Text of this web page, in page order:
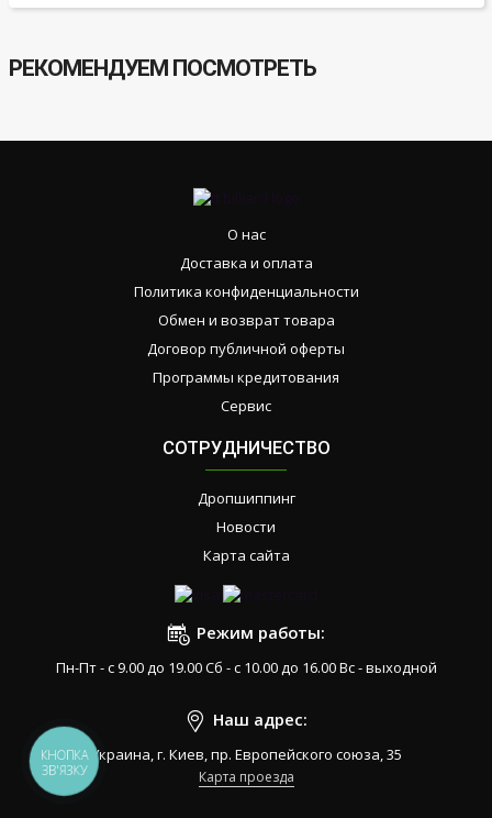
РЕКОМЕНДУЕМ ПОСМОТРЕТЬ
О нас
Доставка и оплата
Политика конфиденциальности
Обмен и возврат товара
Договор публичной оферты
Программы кредитования
Сервис
СОТРУДНИЧЕСТВО
Дропшиппинг
Новости
Карта сайта
Режим работы:
Пн-Пт - с 9.00 до 19.00 Сб - с 10.00 до 16.00 Вс - выходной
Наш адрес:
Украина, г. Киев, пр. Европейского союза, 35
Карта проезда
КНОПКА
ЗВ'ЯЗКУ